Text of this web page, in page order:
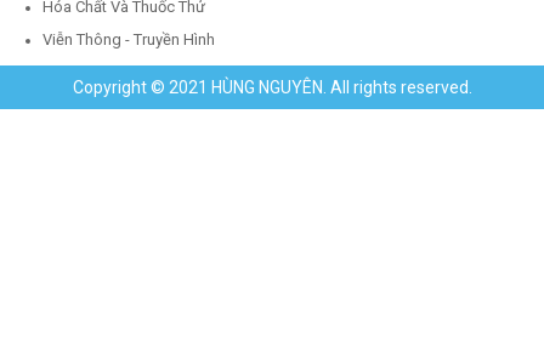
Hóa Chất Và Thuốc Thử
Viễn Thông - Truyền Hình
Copyright © 2021 HÙNG NGUYÊN. All rights reserved.